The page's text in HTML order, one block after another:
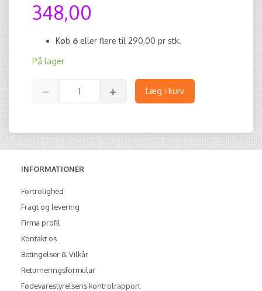
348,00
Køb 6 eller flere til 290,00 pr stk.
På lager
Læg i kurv
INFORMATIONER
Fortrolighed
Fragt og levering
Firma profil
Kontakt os
Betingelser & Vilkår
Returneringsformular
Fødevarestyrelsens kontrolrapport